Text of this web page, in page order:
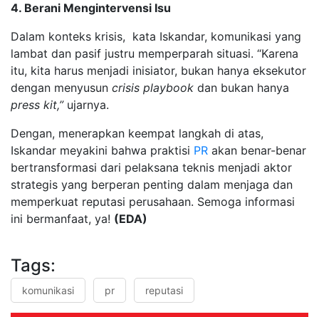
4. Berani Mengintervensi Isu
Dalam konteks krisis, kata Iskandar, komunikasi yang
lambat dan pasif justru memperparah situasi. “Karena
itu, kita harus menjadi inisiator, bukan hanya eksekutor
dengan menyusun crisis playbook dan bukan hanya
press kit,”ujarnya.
Dengan, menerapkan keempat langkah di atas,
Iskandar meyakini bahwa praktisi PR akan benar-benar
bertransformasi dari pelaksana teknis menjadi aktor
strategis yang berperan penting dalam menjaga dan
memperkuat reputasi perusahaan. Semoga informasi
ini bermanfaat, ya! (EDA)
Tags:
komunikasi pr reputasi